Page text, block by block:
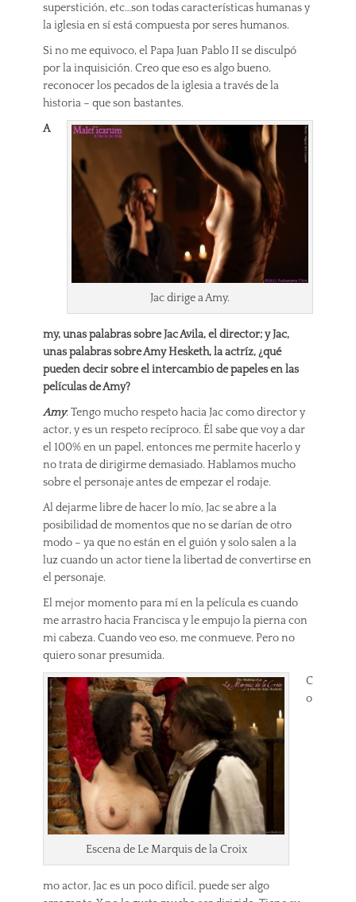
superstición, etc…son todas características humanas y
la iglesia en sí está compuesta por seres humanos.
Si no me equivoco, el Papa Juan Pablo II se disculpó
por la inquisición. Creo que eso es algo bueno,
reconocer los pecados de la iglesia a través de la
historia – que son bastantes.
Jac dirige a Amy.
A
my, unas palabras sobre Jac Avila, el director; y Jac,
unas palabras sobre Amy Hesketh, la actríz, ¿qué
pueden decir sobre el intercambio de papeles en las
películas de Amy?
Amy: Tengo mucho respeto hacia Jac como director y
actor, y es un respeto recíproco. Él sabe que voy a dar
el 100% en un papel, entonces me permite hacerlo y
no trata de dirigirme demasiado. Hablamos mucho
sobre el personaje antes de empezar el rodaje.
Al dejarme libre de hacer lo mío, Jac se abre a la
posibilidad de momentos que no se darían de otro
modo – ya que no están en el guión y solo salen a la
luz cuando un actor tiene la libertad de convertirse en
el personaje.
El mejor momento para mí en la película es cuando
me arrastro hacia Francisca y le empujo la pierna con
mi cabeza. Cuando veo eso, me conmueve. Pero no
quiero sonar presumida.
Escena de Le Marquis de la Croix
C
o
mo actor, Jac es un poco difícil, puede ser algo